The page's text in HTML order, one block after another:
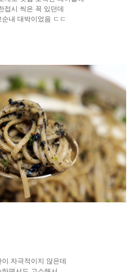
접시 씩은 꼭 있던데
순내 대박이었음 ㄷㄷ
이 자극적이지 않은데